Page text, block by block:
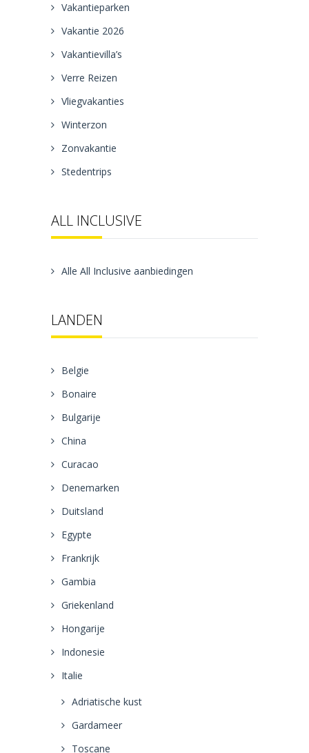
Vakantieparken
Vakantie 2026
Vakantievilla’s
Verre Reizen
Vliegvakanties
Winterzon
Zonvakantie
Stedentrips
ALL INCLUSIVE
Alle All Inclusive aanbiedingen
LANDEN
Belgie
Bonaire
Bulgarije
China
Curacao
Denemarken
Duitsland
Egypte
Frankrijk
Gambia
Griekenland
Hongarije
Indonesie
Italie
Adriatische kust
Gardameer
Toscane